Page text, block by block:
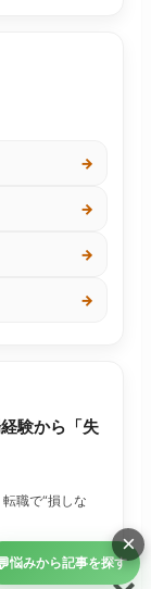
→
→
→
→
験から「失
職で“損しな
悩みから記事を探す
×